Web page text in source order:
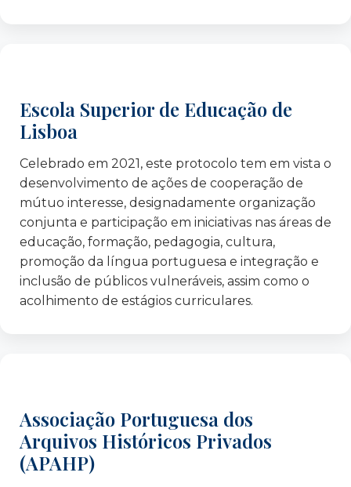
IFILNOVA – FCS, Universidade Nova de Lisboa
Instituto Marques de Valle Flôr
Instituto Superior de Ciências Sociais e Políticas
Instituto Superior Técnico
Jerónimo Martins – Agroalimentar
JRS Portugal – Serviço Jesuíta aos Refugiados
Junta de Freguesia de Alvalade
Junta de Freguesia de Santa Clara
Junta de Freguesia de São Vicente
La Casa nel Parco, Génova – Itália
Laiks Jauniesiem – Letónia
OIM – Organização Internacional para as
Migrações
Par – Respostas Sociais
Programa CERV (Cidadãos, Igualdade, Direitos
Escola Superior de Educação de
Lisboa
Celebrado em 2021, este protocolo tem em vista o
desenvolvimento de ações de cooperação de
mútuo interesse, designadamente organização
conjunta e participação em iniciativas nas áreas de
educação, formação, pedagogia, cultura,
promoção da língua portuguesa e integração e
inclusão de públicos vulneráveis, assim como o
acolhimento de estágios curriculares.
Associação Portuguesa dos
Arquivos Históricos Privados
(APAHP)